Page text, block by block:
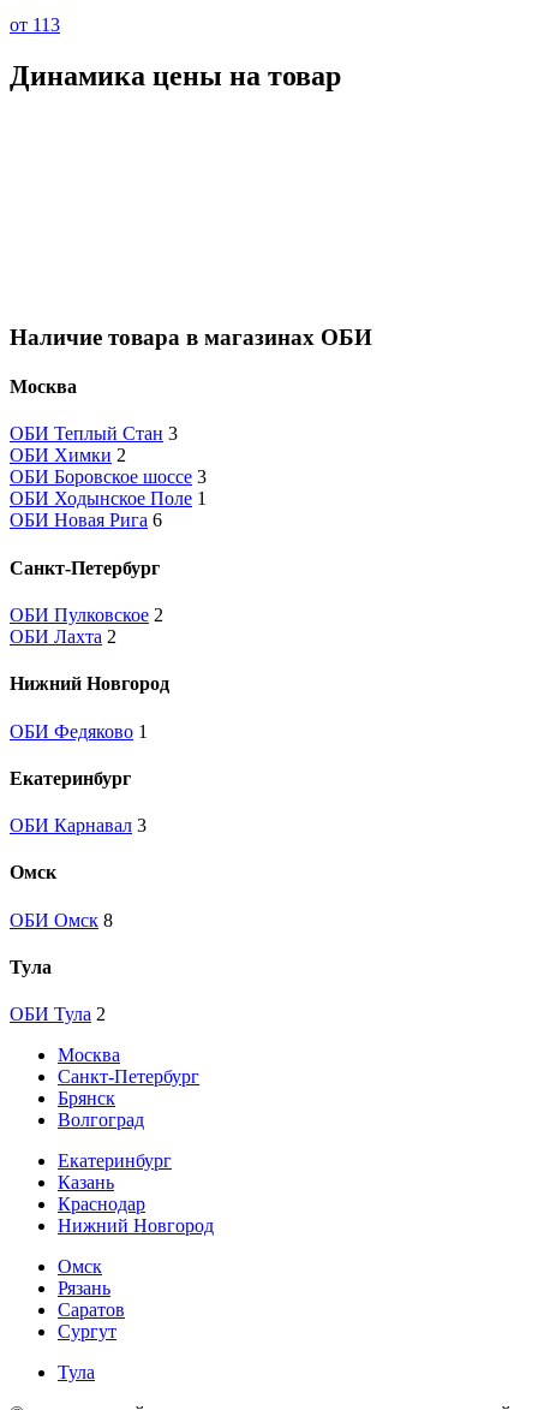
от 113
Динамика цены на товар
Наличие товара в магазинах ОБИ
Москва
ОБИ Теплый Стан 3
ОБИ Химки 2
ОБИ Боровское шоссе 3
ОБИ Ходынское Поле 1
ОБИ Новая Рига 6
Санкт-Петербург
ОБИ Пулковское 2
ОБИ Лахта 2
Нижний Новгород
ОБИ Федяково 1
Екатеринбург
ОБИ Карнавал 3
Омск
ОБИ Омск 8
Тула
ОБИ Тула 2
Москва
Санкт-Петербург
Брянск
Волгоград
Екатеринбург
Казань
Краснодар
Нижний Новгород
Омск
Рязань
Саратов
Сургут
Тула